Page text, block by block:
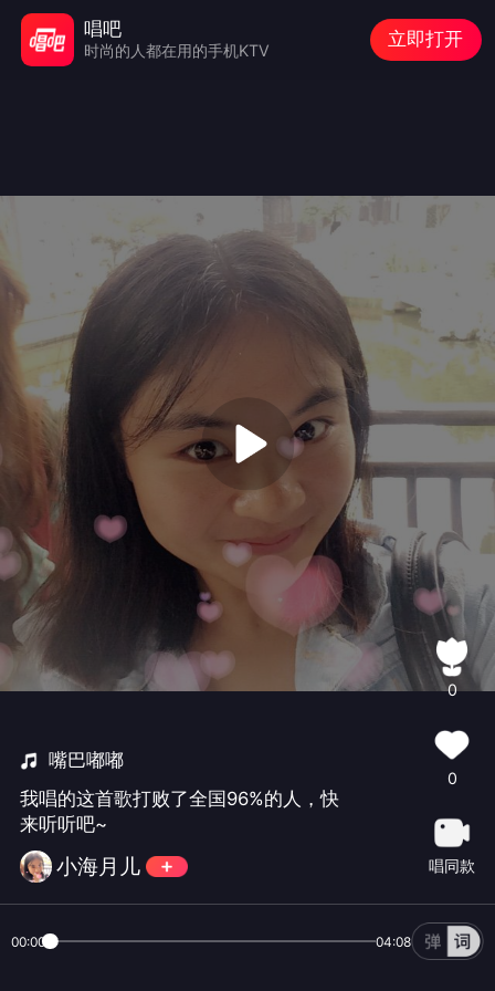
嘴巴嘟嘟
我唱的这首歌打败了全国96%的人，快
来听听吧~
小海月儿
0
0
唱同款
00:00 04:08
唱吧
时尚的人都在用的手机KTV
立即打开